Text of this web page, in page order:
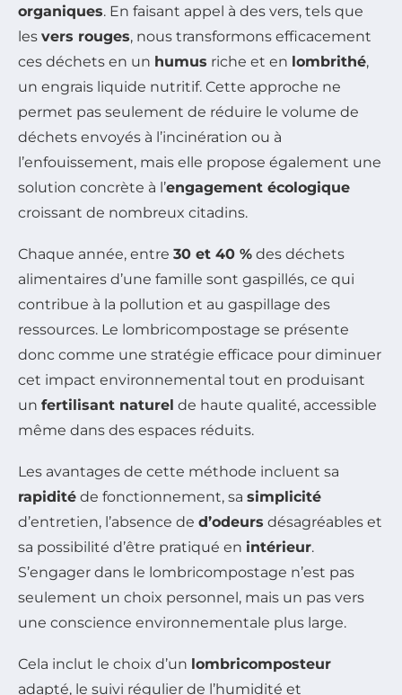
organiques. En faisant appel à des vers, tels que
les vers rouges, nous transformons efficacement
ces déchets en un humus riche et en lombrithé,
un engrais liquide nutritif. Cette approche ne
permet pas seulement de réduire le volume de
déchets envoyés à l’incinération ou à
l’enfouissement, mais elle propose également une
solution concrète à l’engagement écologique
croissant de nombreux citadins.
Chaque année, entre 30 et 40 % des déchets
alimentaires d’une famille sont gaspillés, ce qui
contribue à la pollution et au gaspillage des
ressources. Le lombricompostage se présente
donc comme une stratégie efficace pour diminuer
cet impact environnemental tout en produisant
un fertilisant naturel de haute qualité, accessible
même dans des espaces réduits.
Les avantages de cette méthode incluent sa
rapidité de fonctionnement, sa simplicité
d’entretien, l’absence de d’odeurs désagréables et
sa possibilité d’être pratiqué en intérieur.
S’engager dans le lombricompostage n’est pas
seulement un choix personnel, mais un pas vers
une conscience environnementale plus large.
Cela inclut le choix d’un lombricomposteur
adapté, le suivi régulier de l’humidité et